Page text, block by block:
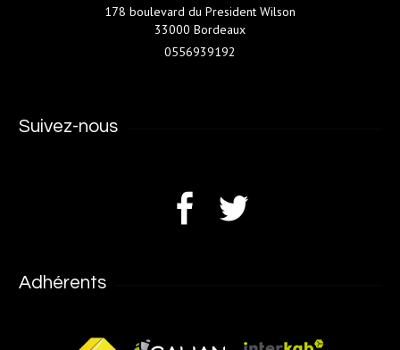
178 boulevard du President Wilson
33000 Bordeaux
0556939192
Suivez-nous
Adhérents